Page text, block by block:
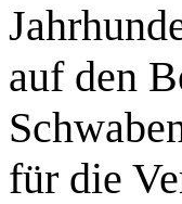
auf den
für die